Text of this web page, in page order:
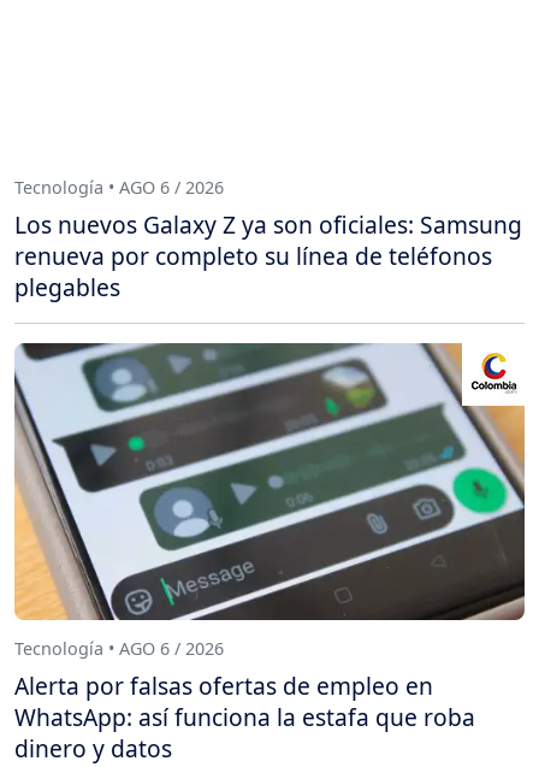
Tecnología • AGO 6 / 2026
Los nuevos Galaxy Z ya son oficiales: Samsung
renueva por completo su línea de teléfonos
plegables
Tecnología • AGO 6 / 2026
Alerta por falsas ofertas de empleo en
WhatsApp: así funciona la estafa que roba
dinero y datos